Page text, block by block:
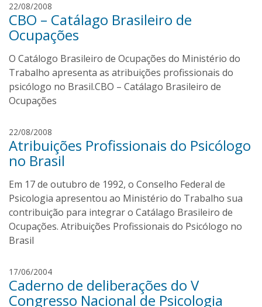
r
a
22/08/2008
v
a
n
O
l
e
a
CBO – Catálago Brasileiro de
Ocupações
O Catálogo Brasileiro de Ocupações do Ministério do
Trabalho apresenta as atribuições profissionais do
psicólogo no Brasil.CBO – Catálago Brasileiro de
Ocupações
22/08/2008
v
a
n
O
l
i
v
e
a
Atribuições Profissionais do Psicólogo
no Brasil
Em 17 de outubro de 1992, o Conselho Federal de
Psicologia apresentou ao Ministério do Trabalho sua
contribuição para integrar o Catálago Brasileiro de
Ocupações. Atribuições Profissionais do Psicólogo no
Brasil
17/06/2004I
v
a
Caderno de deliberações do V
Congresso Nacional de Psicologia